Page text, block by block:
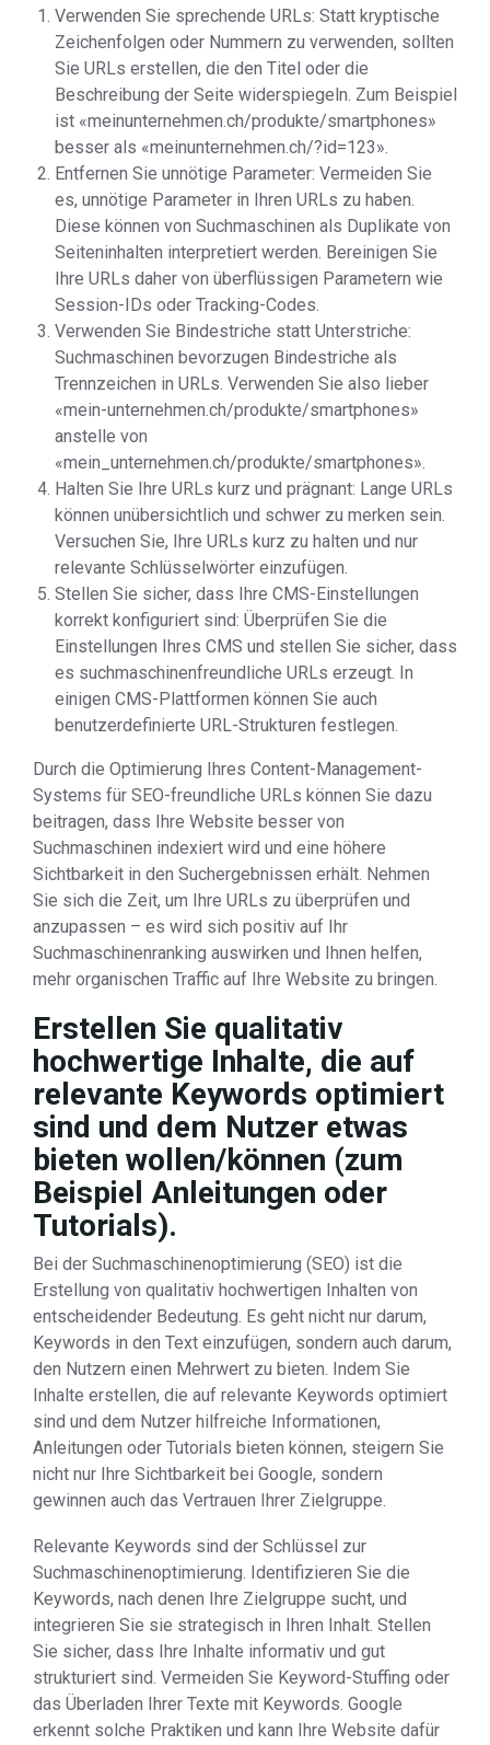
Verwenden Sie sprechende URLs: Statt kryptische
Zeichenfolgen oder Nummern zu verwenden, sollten
Sie URLs erstellen, die den Titel oder die
Beschreibung der Seite widerspiegeln. Zum Beispiel
ist «meinunternehmen.ch/produkte/smartphones»
besser als «meinunternehmen.ch/?id=123».
Entfernen Sie unnötige Parameter: Vermeiden Sie
es, unnötige Parameter in Ihren URLs zu haben.
Diese können von Suchmaschinen als Duplikate von
Seiteninhalten interpretiert werden. Bereinigen Sie
Ihre URLs daher von überflüssigen Parametern wie
Session-IDs oder Tracking-Codes.
Verwenden Sie Bindestriche statt Unterstriche:
Suchmaschinen bevorzugen Bindestriche als
Trennzeichen in URLs. Verwenden Sie also lieber
«mein-unternehmen.ch/produkte/smartphones»
anstelle von
«mein_unternehmen.ch/produkte/smartphones».
Halten Sie Ihre URLs kurz und prägnant: Lange URLs
können unübersichtlich und schwer zu merken sein.
Versuchen Sie, Ihre URLs kurz zu halten und nur
relevante Schlüsselwörter einzufügen.
Stellen Sie sicher, dass Ihre CMS-Einstellungen
korrekt konfiguriert sind: Überprüfen Sie die
Einstellungen Ihres CMS und stellen Sie sicher, dass
es suchmaschinenfreundliche URLs erzeugt. In
einigen CMS-Plattformen können Sie auch
benutzerdefinierte URL-Strukturen festlegen.
Durch die Optimierung Ihres Content-Management-
Systems für SEO-freundliche URLs können Sie dazu
beitragen, dass Ihre Website besser von
Suchmaschinen indexiert wird und eine höhere
Sichtbarkeit in den Suchergebnissen erhält. Nehmen
Sie sich die Zeit, um Ihre URLs zu überprüfen und
anzupassen – es wird sich positiv auf Ihr
Suchmaschinenranking auswirken und Ihnen helfen,
mehr organischen Traffic auf Ihre Website zu bringen.
Erstellen Sie qualitativ
hochwertige Inhalte, die auf
relevante Keywords optimiert
sind und dem Nutzer etwas
bieten wollen/können (zum
Beispiel Anleitungen oder
Tutorials).
Bei der Suchmaschinenoptimierung (SEO) ist die
Erstellung von qualitativ hochwertigen Inhalten von
entscheidender Bedeutung. Es geht nicht nur darum,
Keywords in den Text einzufügen, sondern auch darum,
den Nutzern einen Mehrwert zu bieten. Indem Sie
Inhalte erstellen, die auf relevante Keywords optimiert
sind und dem Nutzer hilfreiche Informationen,
Anleitungen oder Tutorials bieten können, steigern Sie
nicht nur Ihre Sichtbarkeit bei Google, sondern
gewinnen auch das Vertrauen Ihrer Zielgruppe.
Relevante Keywords sind der Schlüssel zur
Suchmaschinenoptimierung. Identifizieren Sie die
Keywords, nach denen Ihre Zielgruppe sucht, und
integrieren Sie sie strategisch in Ihren Inhalt. Stellen
Sie sicher, dass Ihre Inhalte informativ und gut
strukturiert sind. Vermeiden Sie Keyword-Stuffing oder
das Überladen Ihrer Texte mit Keywords. Google
erkennt solche Praktiken und kann Ihre Website dafür